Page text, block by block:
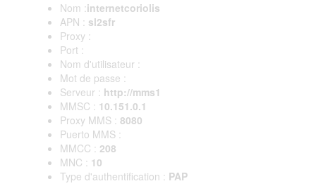
Nom :internetcoriolis
APN : sl2sfr
Proxy :
Port :
Nom d'utilisateur :
Mot de passe :
Serveur : http://mms1
MMSC : 10.151.0.1
Proxy MMS : 8080
Puerto MMS :
MMCC : 208
MNC : 10
Type d'authentification : PAP